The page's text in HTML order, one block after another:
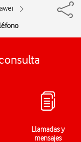
Llamadas y
mensajes